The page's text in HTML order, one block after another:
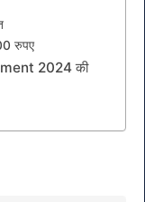
रुपए
2024 की